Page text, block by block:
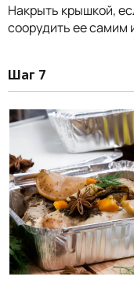
Накрыть крышкой,
соорудить ее самим
Шаг 7